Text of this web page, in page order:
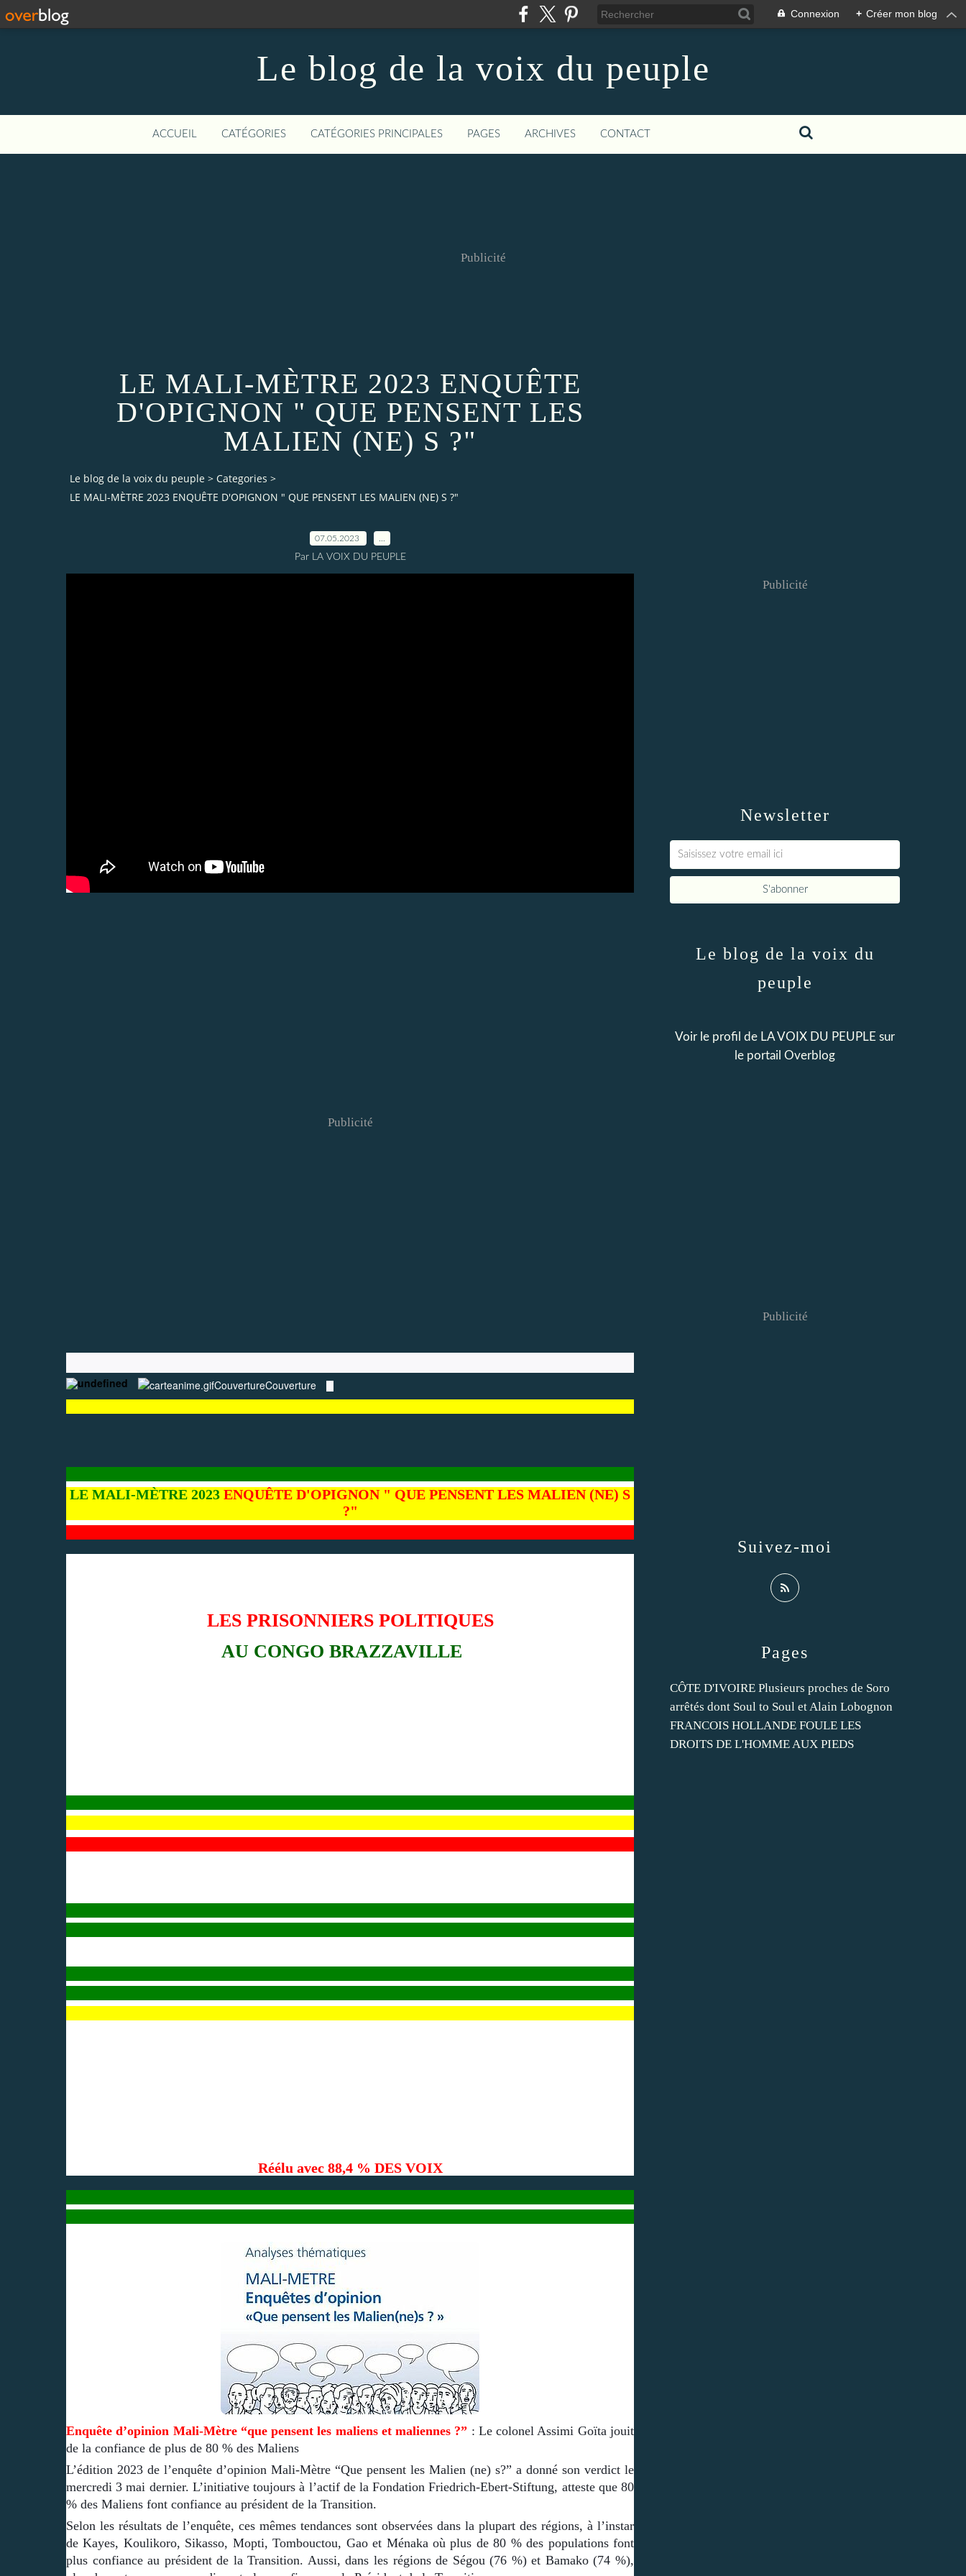
Connexion + Créer mon blog
Le blog de la voix du peuple
ACCUEIL CATÉGORIES CATÉGORIES PRINCIPALES PAGES ARCHIVES CONTACT
Publicité
LE MALI-MÈTRE 2023 ENQUÊTE
D'OPIGNON " QUE PENSENT LES
MALIEN (NE) S ?"
Le blog de la voix du peuple > Categories >
LE MALI-MÈTRE 2023 ENQUÊTE D'OPIGNON " QUE PENSENT LES MALIEN (NE) S ?"
07.05.2023
Par LA VOIX DU PEUPLE
Publicité
CouvertureCouverture
LE MALI-MÈTRE 2023 ENQUÊTE D'OPIGNON " QUE PENSENT LES MALIEN (NE) S
?"
LES PRISONNIERS POLITIQUES
AU CONGO BRAZZAVILLE
Réélu avec 88,4 % DES VOIX
Enquête d’opinion Mali-Mètre “que pensent les maliens et maliennes ?” : Le colonel Assimi Goïta jouit
de la confiance de plus de 80 % des Maliens
L’édition 2023 de l’enquête d’opinion Mali-Mètre “Que pensent les Malien (ne) s?” a donné son verdict le
mercredi 3 mai dernier. L’initiative toujours à l’actif de la Fondation Friedrich-Ebert-Stiftung, atteste que 80
% des Maliens font confiance au président de la Transition.
Selon les résultats de l’enquête, ces mêmes tendances sont observées dans la plupart des régions, à l’instar
de Kayes, Koulikoro, Sikasso, Mopti, Tombouctou, Gao et Ménaka où plus de 80 % des populations font
plus confiance au président de la Transition. Aussi, dans les régions de Ségou (76 %) et Bamako (74 %),
Newsletter
Publicité
Pages
CÔTE D'IVOIRE Plusieurs proches de Soro
arrêtés dont Soul to Soul et Alain Lobognon
FRANCOIS HOLLANDE FOULE LES
DROITS DE L'HOMME AUX PIEDS
Le blog de la voix du
peuple
Voir le profil de LA VOIX DU PEUPLE sur
le portail Overblog
Suivez-moi
Publicité